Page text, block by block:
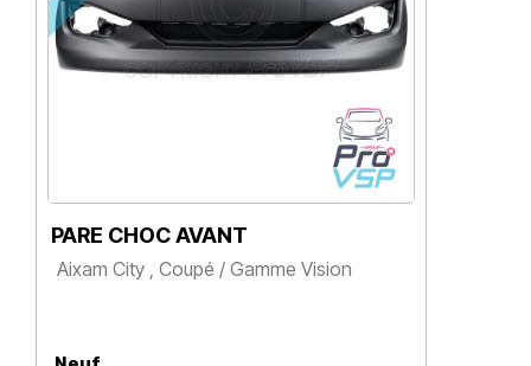
PARE CHOC AVANT
Aixam City , Coupé / Gamme Vision